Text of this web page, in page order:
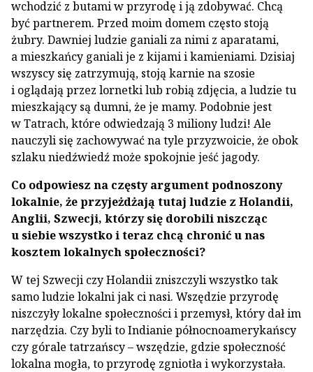
wchodzić z butami w przyrodę i ją zdobywać. Chcą
być partnerem. Przed moim domem często stoją
żubry. Dawniej ludzie ganiali za nimi z aparatami,
a mieszkańcy ganiali je z kijami i kamieniami. Dzisiaj
wszyscy się zatrzymują, stoją karnie na szosie
i oglądają przez lornetki lub robią zdjęcia, a ludzie tu
mieszkający są dumni, że je mamy. Podobnie jest
w Tatrach, które odwiedzają 3 miliony ludzi! Ale
nauczyli się zachowywać na tyle przyzwoicie, że obok
szlaku niedźwiedź może spokojnie jeść jagody.
Co odpowiesz na częsty argument podnoszony
lokalnie, że przyjeżdżają tutaj ludzie z Holandii,
Anglii, Szwecji, którzy się dorobili niszcząc
u siebie wszystko i teraz chcą chronić u nas
kosztem lokalnych społeczności?
W tej Szwecji czy Holandii zniszczyli wszystko tak
samo ludzie lokalni jak ci nasi. Wszędzie przyrodę
niszczyły lokalne społeczności i przemysł, który dał im
narzędzia. Czy byli to Indianie północnoamerykańscy
czy górale tatrzańscy – wszędzie, gdzie społeczność
lokalna mogła, to przyrodę zgniotła i wykorzystała.